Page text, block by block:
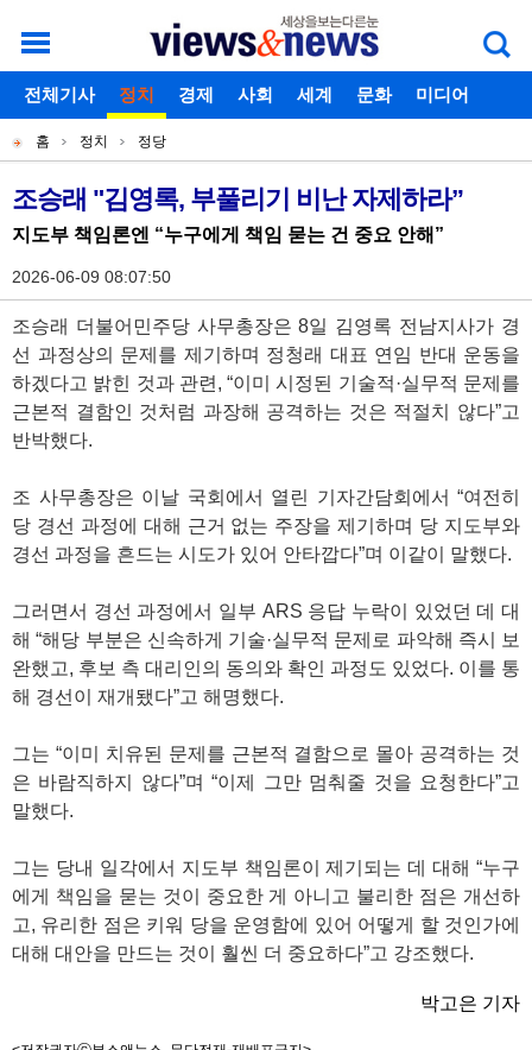
개
별
메
뉴
로그인 회원가입 아이디찾기 비밀번호찾기
주
메
뉴
전체기사 정치 경제 사회 세계 문화
미디어
현
재
위
치
홈 정치 정당
기
사
본
문
조승래 "김영록, 부풀리기 비난 자제하라”
지도부 책임론엔 “누구에게 책임 묻는 건 중요 안해”
2026-06-09 08:07:50
조승래 더불어민주당 사무총장은 8일 김영록 전남지사가 경
선 과정상의 문제를 제기하며 정청래 대표 연임 반대 운동을
하겠다고 밝힌 것과 관련, “이미 시정된 기술적·실무적 문제를
근본적 결함인 것처럼 과장해 공격하는 것은 적절치 않다”고
반박했다.
조 사무총장은 이날 국회에서 열린 기자간담회에서 “여전히
당 경선 과정에 대해 근거 없는 주장을 제기하며 당 지도부와
경선 과정을 흔드는 시도가 있어 안타깝다”며 이같이 말했다.
그러면서 경선 과정에서 일부 ARS 응답 누락이 있었던 데 대
해 “해당 부분은 신속하게 기술·실무적 문제로 파악해 즉시 보
완했고, 후보 측 대리인의 동의와 확인 과정도 있었다. 이를 통
해 경선이 재개됐다”고 해명했다.
그는 “이미 치유된 문제를 근본적 결함으로 몰아 공격하는 것
은 바람직하지 않다”며 “이제 그만 멈춰줄 것을 요청한다”고
말했다.
그는 당내 일각에서 지도부 책임론이 제기되는 데 대해 “누구
에게 책임을 묻는 것이 중요한 게 아니고 불리한 점은 개선하
고, 유리한 점은 키워 당을 운영함에 있어 어떻게 할 것인가에
대해 대안을 만드는 것이 훨씬 더 중요하다”고 강조했다.
박고은 기자